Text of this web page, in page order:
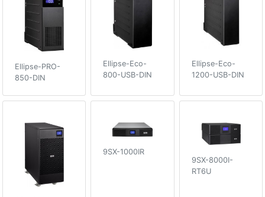
Ellipse-PRO-
850-DIN
Ellipse-Eco-
800-USB-DIN
Ellipse-Eco-
1200-USB-DIN
9SX-1000IR
9SX-8000I-
RT6U